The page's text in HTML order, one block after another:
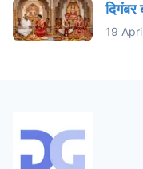
दिगंबर
19